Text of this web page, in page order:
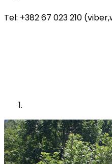
Tel: +382 67 023 210